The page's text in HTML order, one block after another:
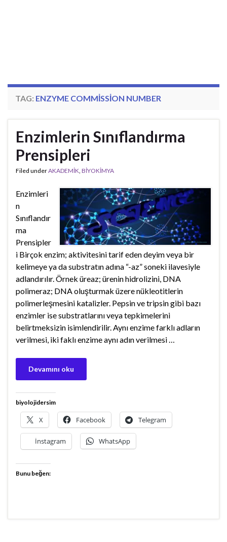
TAG: ENZYME COMMISSION NUMBER
Enzimlerin Sınıflandırma
Prensipleri
Filed underAKADEMİK, BİYOKİMYA
Enzimleri
n
Sınıflandır
ma
Prensipler
i Birçok enzim; aktivitesini tarif eden deyim veya bir
kelimeye ya da substratın adına “-az” soneki ilavesiyle
adlandırılır. Örnek üreaz; ürenin hidrolizini, DNA
polimeraz; DNA oluşturmak üzere nükleotitlerin
polimerleşmesini katalizler. Pepsin ve tripsin gibi bazı
enzimler ise substratlarını veya tepkimelerini
belirtmeksizin isimlendirilir. Aynı enzime farklı adların
verilmesi, iki faklı enzime aynı adın verilmesi …
Devamını oku
biyolojidersim
X Facebook Telegram
İnstagram WhatsApp
Bunu beğen: